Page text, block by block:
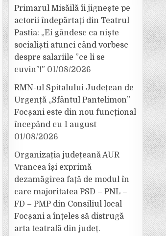
Primarul Misăilă îi jignește pe
actorii îndepărtați din Teatrul
Pastia: „Ei gândesc ca niște
socialiști atunci când vorbesc
despre salariile ”ce li se
cuvin”!” 01/08/2026
RMN-ul Spitalului Județean de
Urgență „Sfântul Pantelimon”
Focșani este din nou funcțional
începând cu 1 august
01/08/2026
Organizația județeană AUR
Vrancea își exprimă
dezamăgirea față de modul în
care majoritatea PSD – PNL –
FD – PMP din Consiliul local
Focșani a înțeles să distrugă
arta teatrală din județ.